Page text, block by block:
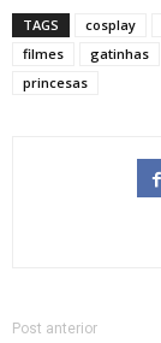
TAGS cosplay
filmes
gatinhas
princesas
Post anterior